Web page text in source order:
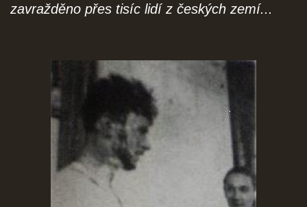
zavražděno přes tisíc lidí z českých zemí...